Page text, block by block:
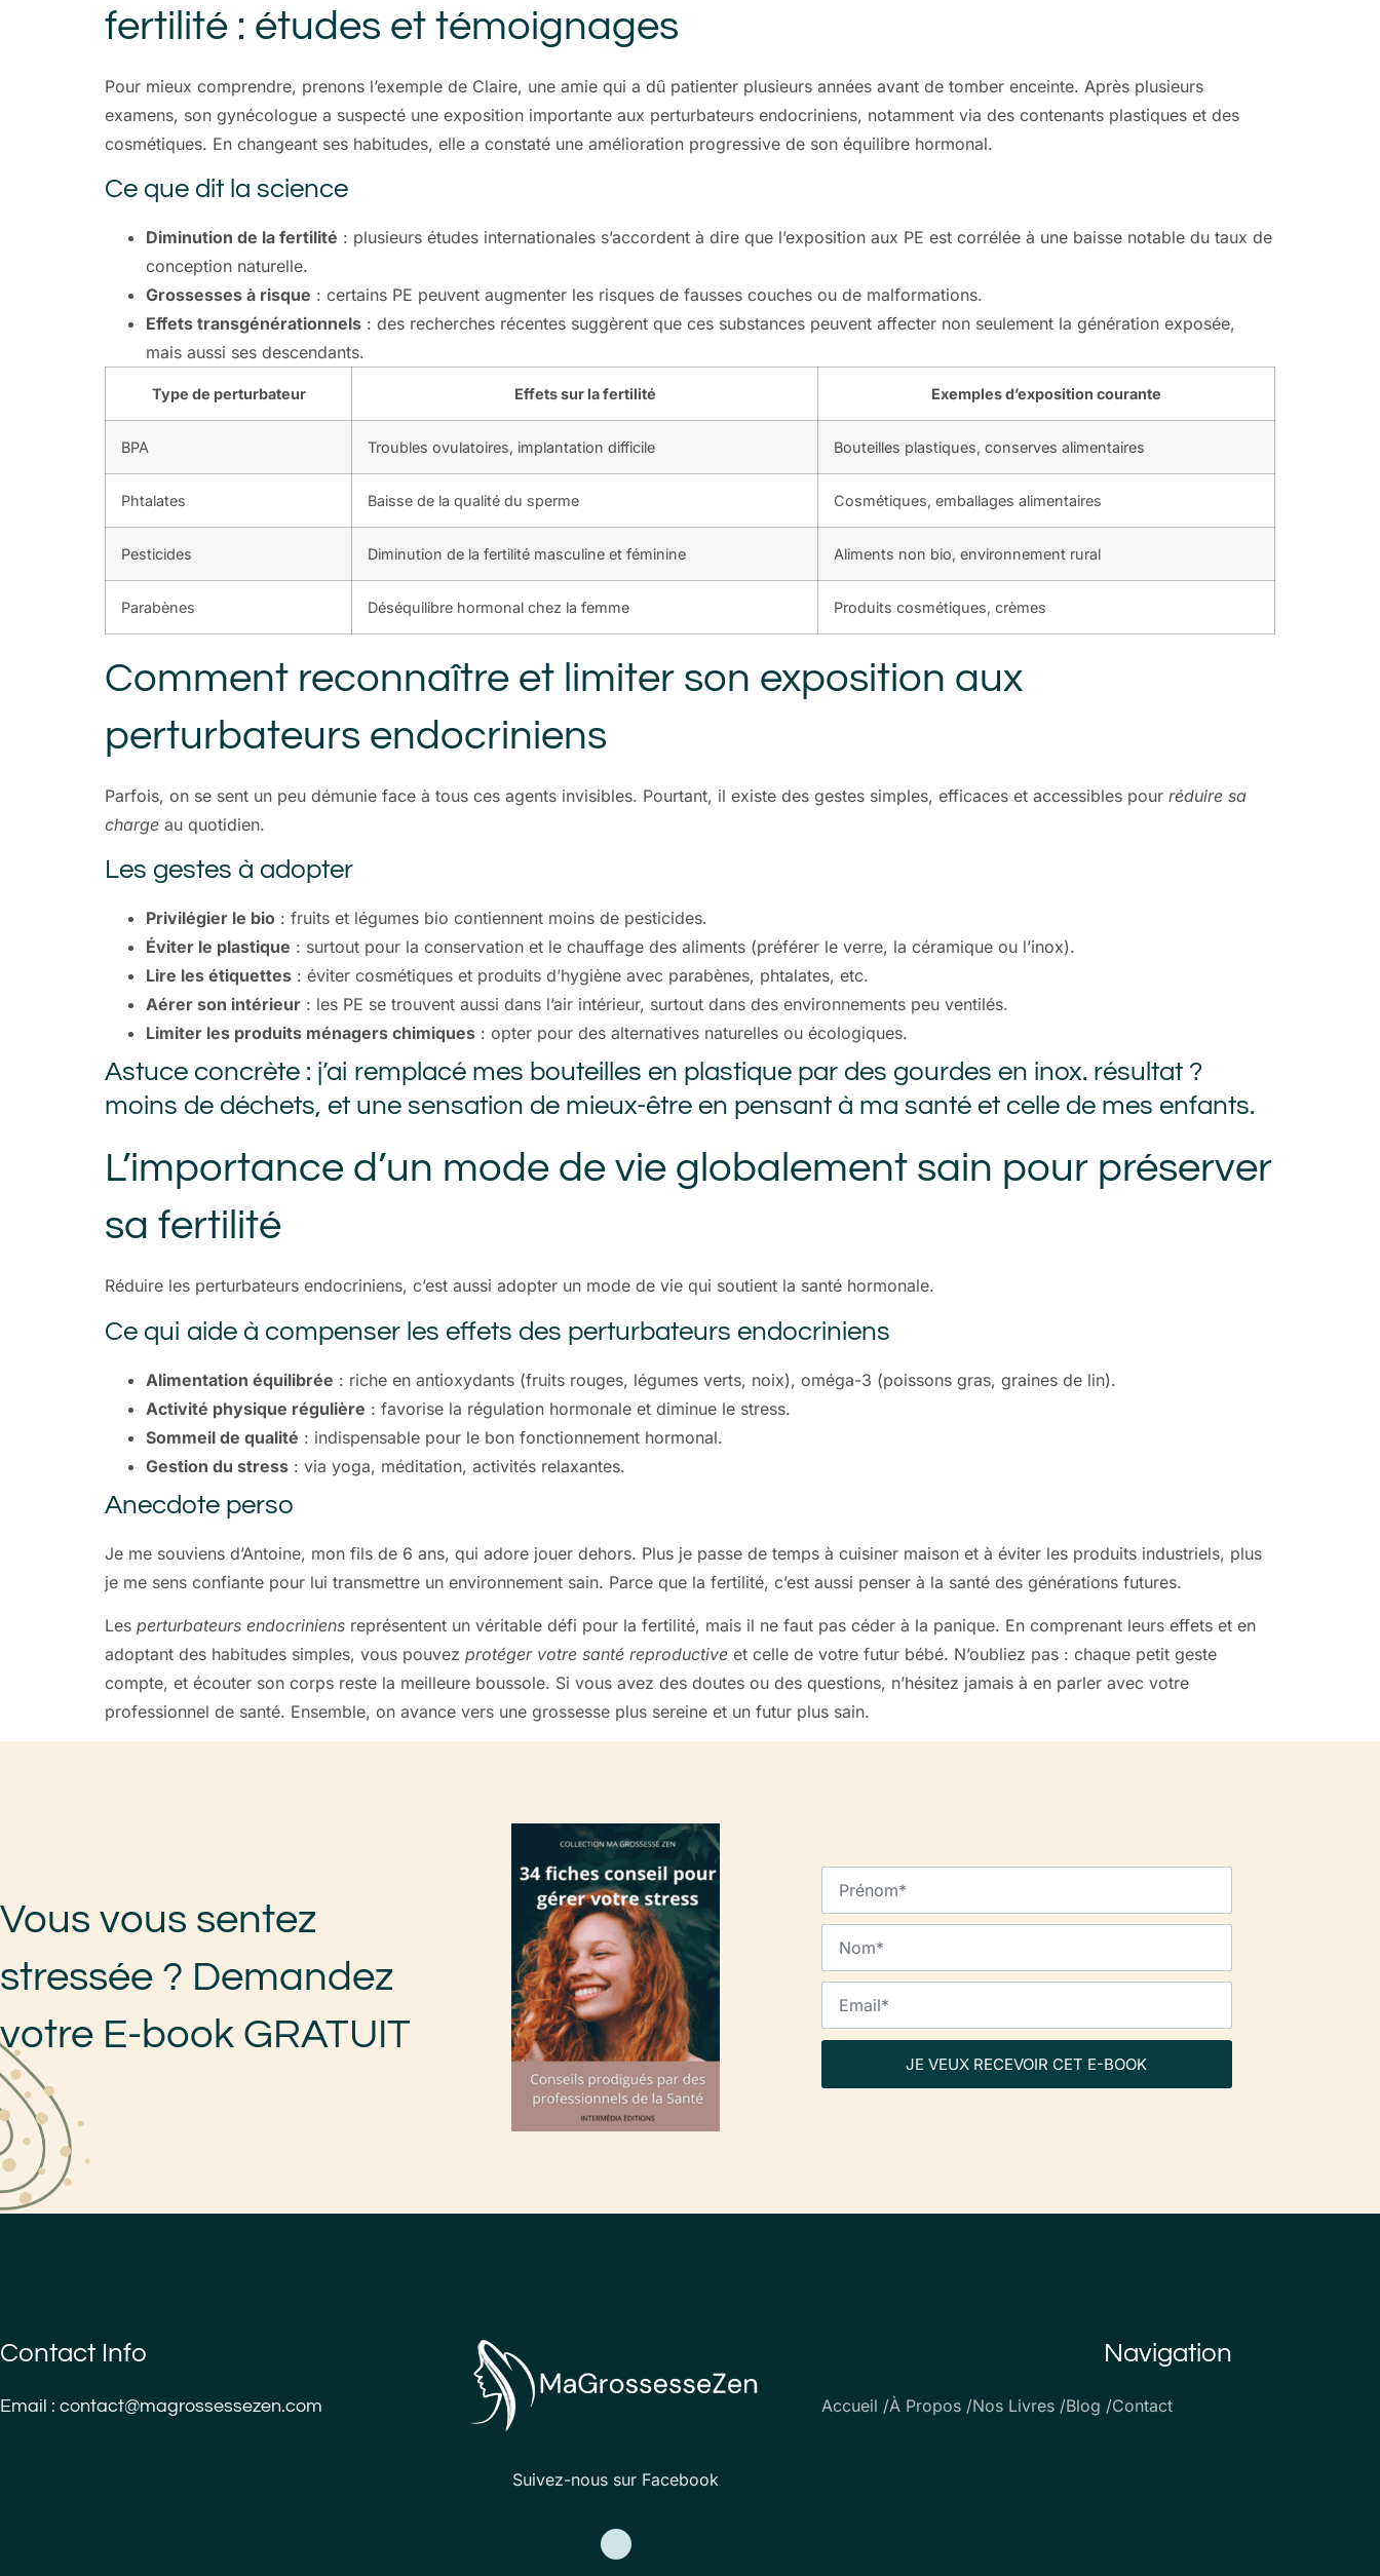
fertilité : études et témoignages
Pour mieux comprendre, prenons l’exemple de Claire, une amie qui a dû patienter plusieurs années avant de tomber enceinte. Après plusieurs
examens, son gynécologue a suspecté une exposition importante aux perturbateurs endocriniens, notamment via des contenants plastiques et des
cosmétiques. En changeant ses habitudes, elle a constaté une amélioration progressive de son équilibre hormonal.
Ce que dit la science
Diminution de la fertilité : plusieurs études internationales s’accordent à dire que l’exposition aux PE est corrélée à une baisse notable du taux de
conception naturelle.
Grossesses à risque : certains PE peuvent augmenter les risques de fausses couches ou de malformations.
Effets transgénérationnels : des recherches récentes suggèrent que ces substances peuvent affecter non seulement la génération exposée,
mais aussi ses descendants.
Type de perturbateur Effets sur la fertilité Exemples d’exposition courante
BPA Troubles ovulatoires, implantation difficile Bouteilles plastiques, conserves alimentaires
Phtalates Baisse de la qualité du sperme Cosmétiques, emballages alimentaires
Pesticides Diminution de la fertilité masculine et féminine Aliments non bio, environnement rural
Parabènes Déséquilibre hormonal chez la femme Produits cosmétiques, crèmes
Comment reconnaître et limiter son exposition aux
perturbateurs endocriniens
Parfois, on se sent un peu démunie face à tous ces agents invisibles. Pourtant, il existe des gestes simples, efficaces et accessibles pour réduire sa
charge au quotidien.
Les gestes à adopter
Privilégier le bio : fruits et légumes bio contiennent moins de pesticides.
Éviter le plastique : surtout pour la conservation et le chauffage des aliments (préférer le verre, la céramique ou l’inox).
Lire les étiquettes : éviter cosmétiques et produits d’hygiène avec parabènes, phtalates, etc.
Aérer son intérieur : les PE se trouvent aussi dans l’air intérieur, surtout dans des environnements peu ventilés.
Limiter les produits ménagers chimiques : opter pour des alternatives naturelles ou écologiques.
Astuce concrète : j’ai remplacé mes bouteilles en plastique par des gourdes en inox. résultat ?
moins de déchets, et une sensation de mieux-être en pensant à ma santé et celle de mes enfants.
L’importance d’un mode de vie globalement sain pour préserver
sa fertilité
Réduire les perturbateurs endocriniens, c’est aussi adopter un mode de vie qui soutient la santé hormonale.
Ce qui aide à compenser les effets des perturbateurs endocriniens
Alimentation équilibrée : riche en antioxydants (fruits rouges, légumes verts, noix), oméga-3 (poissons gras, graines de lin).
Activité physique régulière : favorise la régulation hormonale et diminue le stress.
Sommeil de qualité : indispensable pour le bon fonctionnement hormonal.
Gestion du stress : via yoga, méditation, activités relaxantes.
Anecdote perso
Je me souviens d’Antoine, mon fils de 6 ans, qui adore jouer dehors. Plus je passe de temps à cuisiner maison et à éviter les produits industriels, plus
je me sens confiante pour lui transmettre un environnement sain. Parce que la fertilité, c’est aussi penser à la santé des générations futures.
Les perturbateurs endocriniens représentent un véritable défi pour la fertilité, mais il ne faut pas céder à la panique. En comprenant leurs effets et en
adoptant des habitudes simples, vous pouvez protéger votre santé reproductive et celle de votre futur bébé. N’oubliez pas : chaque petit geste
compte, et écouter son corps reste la meilleure boussole. Si vous avez des doutes ou des questions, n’hésitez jamais à en parler avec votre
professionnel de santé. Ensemble, on avance vers une grossesse plus sereine et un futur plus sain.
Vous vous sentez
stressée ? Demandez
votre E-book GRATUIT
JE VEUX RECEVOIR CET E-BOOK
Contact Info
Email : contact@magrossessezen.com
Suivez-nous sur Facebook
Navigation
Accueil /À Propos /Nos Livres /Blog /Contact